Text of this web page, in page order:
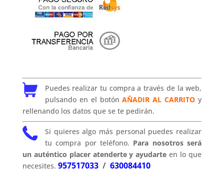
Puedes realizar tu compra a través de la web,
pulsando en el botónAÑADIR AL CARRITO y
rellenando los datos que se te pedirán.
Si quieres algo más personal puedes realizar
tu compra por teléfono. Para nosotros será
un auténtico placer atenderte y ayudarte en lo que
necesites. 957517033/ 630084410